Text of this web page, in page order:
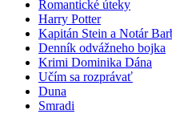
Romantické úteky
Harry Potter
Kapitán Stein a Notár
Denník odvážneho bojka
Krimi Dominika Dána
Učím sa rozprávať
Duna
Smradi